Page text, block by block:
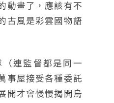
動畫了，應該有不
古風是彩雲國物語
連監督都是同一
事屋接受各種委託
開才會慢慢揭開烏